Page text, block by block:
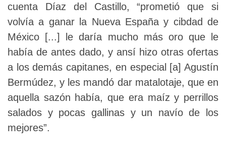
cuenta Díaz del Castillo, “prometió que si
volvía a ganar la Nueva España y cibdad de
México [...] le daría mucho más oro que le
había de antes dado, y ansí hizo otras ofertas
a los demás capitanes, en especial [a] Agustín
Bermúdez, y les mandó dar matalotaje, que en
aquella sazón había, que era maíz y perrillos
salados y pocas gallinas y un navío de los
mejores”.